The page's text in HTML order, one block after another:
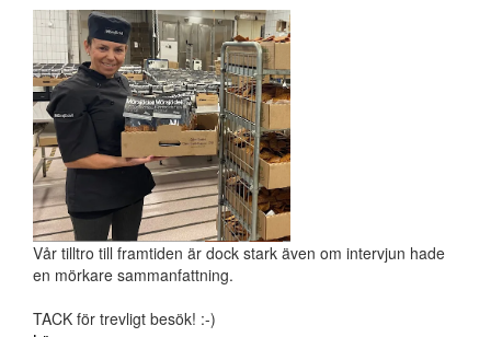
Vår tilltro till framtiden är dock stark även om intervjun hade
en mörkare sammanfattning.
TACK för trevligt besök! :-)